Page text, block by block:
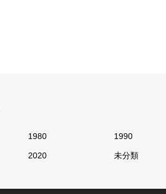
1980 1990
2020 未分類